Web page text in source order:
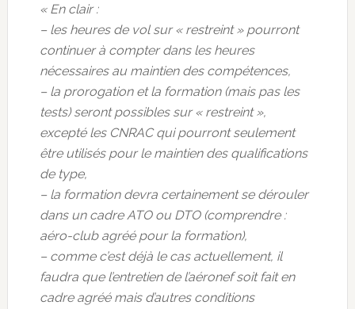
« En clair :
– les heures de vol sur « restreint » pourront
continuer à compter dans les heures
nécessaires au maintien des compétences,
– la prorogation et la formation (mais pas les
tests) seront possibles sur « restreint »,
excepté les CNRAC qui pourront seulement
être utilisés pour le maintien des qualifications
de type,
– la formation devra certainement se dérouler
dans un cadre ATO ou DTO (comprendre :
aéro-club agréé pour la formation),
– comme c’est déjà le cas actuellement, il
faudra que l’entretien de l’aéronef soit fait en
cadre agréé mais d’autres conditions